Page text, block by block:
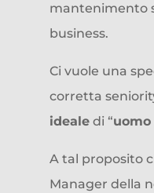
mantenimento
business.
Ci vuole una
corretta
idealedi “
A tal proposito
Manager della